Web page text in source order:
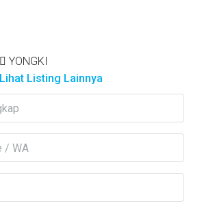
YONGKI
Lihat Listing Lainnya